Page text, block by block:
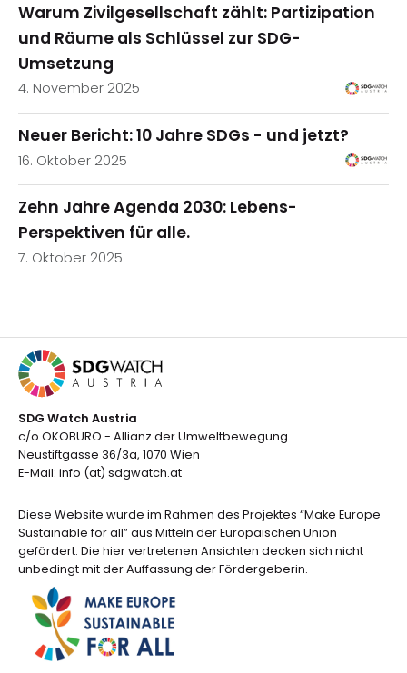
Warum Zivilgesellschaft zählt: Partizipation
und Räume als Schlüssel zur SDG-
Umsetzung
4. November 2025
Neuer Bericht: 10 Jahre SDGs - und jetzt?
16. Oktober 2025
Zehn Jahre Agenda 2030: Lebens-
Perspektiven für alle.
7. Oktober 2025
SDG Watch Austria
c/o ÖKOBÜRO - Allianz der Umweltbewegung
Neustiftgasse 36/3a, 1070 Wien
E-Mail: info (at) sdgwatch.at
Diese Website wurde im Rahmen des Projektes “Make Europe
Sustainable for all” aus Mitteln der Europäischen Union
gefördert. Die hier vertretenen Ansichten decken sich nicht
unbedingt mit der Auffassung der Fördergeberin.